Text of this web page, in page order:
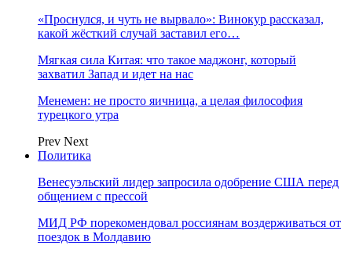
«Проснулся, и чуть не вырвало»: Винокур рассказал,
какой жёсткий случай заставил его…
Мягкая сила Китая: что такое маджонг, который
захватил Запад и идет на нас
Менемен: не просто яичница, а целая философия
турецкого утра
Prev Next
Политика
Венесуэльский лидер запросила одобрение США перед
общением с прессой
МИД РФ порекомендовал россиянам воздерживаться от
поездок в Молдавию